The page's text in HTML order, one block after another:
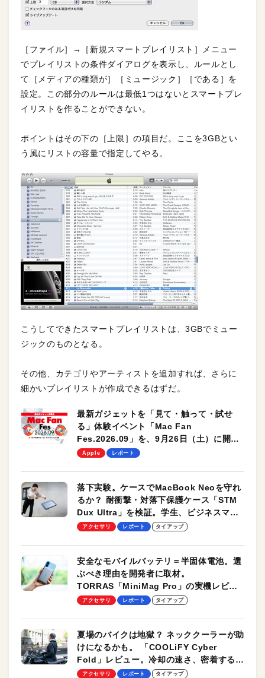
［ファイル］→［新規スマートプレイリスト］メニュー
でプレイリストの条件ダイアログを表示し、ルールとし
て［メディアの種類が］［ミュージック］［である］を
設定。この部分のルールは最低1つはないとスマートプレ
イリストを作ることができない。
ポイントはその下の［上限］の項目だ。ここを3GBとい
う風にリストの容量で指定してやる。
こうしてできたスマートプレイリストは、3GBでミュー
ジックのものとなる。
その他、カテゴリやアーティストを追加すれば、さらに
細かいプレイリストが作成できるはずだ。
最新ガジェットを「見て・触って・試せ
る」体験イベント「Mac Fan
Fes.2026.09」を、9月26日（土）に開催
します！
Apple レポート
落下実験。ケースでMacBook Neoを守れ
るか？ 耐衝撃・対落下保護ケース「STM
Dux Ultra」を検証。学生、ビジネスマン
のモバイルユースに最適！
アクセサリ レポート タイアップ
安全なモバイルバッテリ＝半固体電池。選
ぶべき理由を開発者に取材。
TORRAS「MiniMag Pro」の実機レビュ
ーも
アクセサリ レポート タイアップ
夏場のバイクは地獄？ ネッククーラーが助
けになるかも。 「COOLiFY Cyber
Fold」レビュー。冷却の速さ、密着する冷
却プレート、シンプルな操作性がグッド！
アクセサリ レポート タイアップ